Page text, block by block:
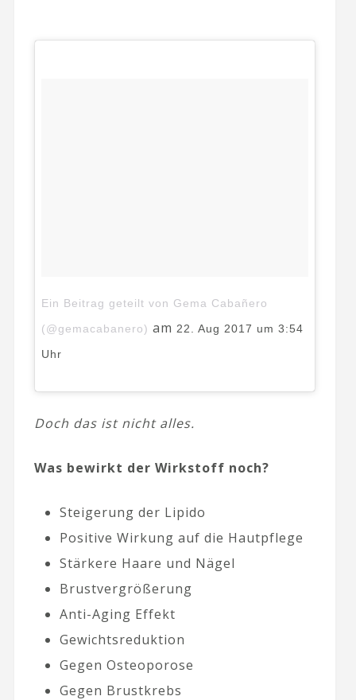
Ein Beitrag geteilt von Gema Cabañero
(@gemacabanero) am 22. Aug 2017 um 3:54
Uhr
Doch das ist nicht alles.
Was bewirkt der Wirkstoff noch?
Steigerung der Lipido
Positive Wirkung auf die Hautpflege
Stärkere Haare und Nägel
Brustvergrößerung
Anti-Aging Effekt
Gewichtsreduktion
Gegen Osteoporose
Gegen Brustkrebs